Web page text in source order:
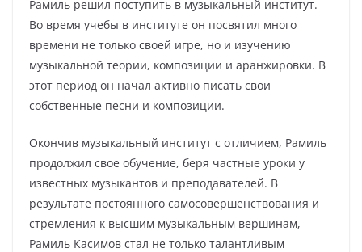
Рамиль решил поступить в музыкальный институт.
Во время учебы в институте он посвятил много
времени не только своей игре, но и изучению
музыкальной теории, композиции и аранжировки. В
этот период он начал активно писать свои
собственные песни и композиции.
Окончив музыкальный институт с отличием, Рамиль
продолжил свое обучение, беря частные уроки у
известных музыкантов и преподавателей. В
результате постоянного самосовершенствования и
стремления к высшим музыкальным вершинам,
Рамиль Касимов стал не только талантливым